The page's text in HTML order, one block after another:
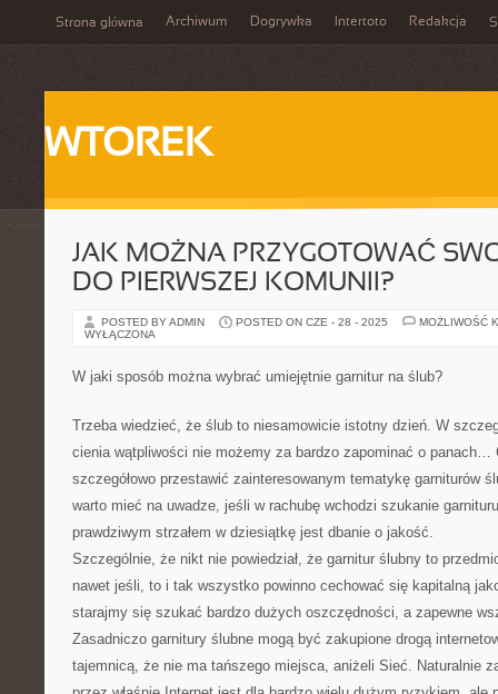
Strona główna Archiwum Dogrywka Intertoto Redakcja
WTOREK
JAK MOŻNA PRZYGOTOWAĆ
DO PIERWSZEJ KOMUNII?
POSTED BY ADMIN POSTED ON CZE - 28 - 2025
MOŻLIWOŚĆ
WYŁĄCZONA
W jaki sposób można wybrać umiejętnie garnitur na ślub?
Trzeba wiedzieć, że ślub to niesamowicie istotny dzień. W
cienia wątpliwości nie możemy za bardzo zapominać o panach…
szczegółowo przestawić zainteresowanym tematykę garniturów
warto mieć na uwadze, jeśli w rachubę wchodzi szukanie
prawdziwym strzałem w dziesiątkę jest dbanie o jakość.
Szczególnie, że nikt nie powiedział, że garnitur ślubny to
nawet jeśli, to i tak wszystko powinno cechować się kapitalną
starajmy się szukać bardzo dużych oszczędności, a zapewne
Zasadniczo garnitury ślubne mogą być zakupione drogą
tajemnicą, że nie ma tańszego miejsca, aniżeli Sieć. Naturalnie